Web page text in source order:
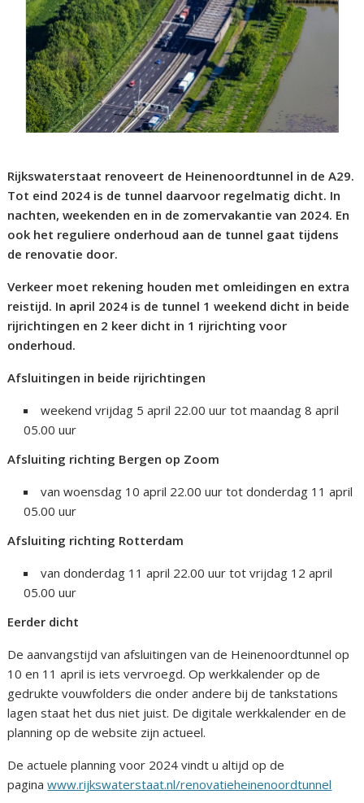
Rijkswaterstaat renoveert de Heinenoordtunnel in de A29.
Tot eind 2024 is de tunnel daarvoor regelmatig dicht. In
nachten, weekenden en in de zomervakantie van 2024. En
ook het reguliere onderhoud aan de tunnel gaat tijdens
de renovatie door.
Verkeer moet rekening houden met omleidingen en extra
reistijd. In april 2024 is de tunnel 1 weekend dicht in beide
rijrichtingen en 2 keer dicht in 1 rijrichting voor
onderhoud.
Afsluitingen in beide rijrichtingen
weekend vrijdag 5 april 22.00 uur tot maandag 8 april
05.00 uur
Afsluiting richting Bergen op Zoom
van woensdag 10 april 22.00 uur tot donderdag 11 april
05.00 uur
Afsluiting richting Rotterdam
van donderdag 11 april 22.00 uur tot vrijdag 12 april
05.00 uur
Eerder dicht
De aanvangstijd van afsluitingen van de Heinenoordtunnel op
10 en 11 april is iets vervroegd. Op werkkalender op de
gedrukte vouwfolders die onder andere bij de tankstations
lagen staat het dus niet juist. De digitale werkkalender en de
planning op de website zijn actueel.
De actuele planning voor 2024 vindt u altijd op de
paginawww.rijkswaterstaat.nl/renovatieheinenoordtunnel